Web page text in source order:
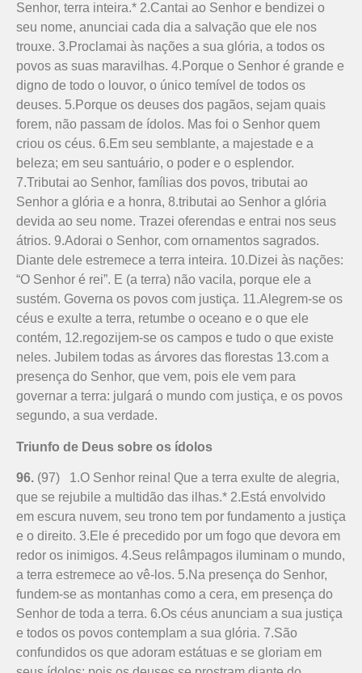
Senhor, terra inteira.* 2.Cantai ao Senhor e bendizei o
seu nome, anunciai cada dia a salvação que ele nos
trouxe. 3.Proclamai às nações a sua glória, a todos os
povos as suas maravilhas. 4.Porque o Senhor é grande e
digno de todo o louvor, o único temível de todos os
deuses. 5.Porque os deuses dos pagãos, sejam quais
forem, não passam de ídolos. Mas foi o Senhor quem
criou os céus. 6.Em seu semblante, a majestade e a
beleza; em seu santuário, o poder e o esplendor.
7.Tributai ao Senhor, famílias dos povos, tributai ao
Senhor a glória e a honra, 8.tributai ao Senhor a glória
devida ao seu nome. Trazei oferendas e entrai nos seus
átrios. 9.Adorai o Senhor, com ornamentos sagrados.
Diante dele estremece a terra inteira. 10.Dizei às nações:
“O Senhor é rei”. E (a terra) não vacila, porque ele a
sustém. Governa os povos com justiça. 11.Alegrem-se os
céus e exulte a terra, retumbe o oceano e o que ele
contém, 12.regozijem-se os campos e tudo o que existe
neles. Jubilem todas as árvores das florestas 13.com a
presença do Senhor, que vem, pois ele vem para
governar a terra: julgará o mundo com justiça, e os povos
segundo, a sua verdade.
Triunfo de Deus sobre os ídolos
96. (97) 1.O Senhor reina! Que a terra exulte de alegria,
que se rejubile a multidão das ilhas.* 2.Está envolvido
em escura nuvem, seu trono tem por fundamento a justiça
e o direito. 3.Ele é precedido por um fogo que devora em
redor os inimigos. 4.Seus relâmpagos iluminam o mundo,
a terra estremece ao vê-los. 5.Na presença do Senhor,
fundem-se as montanhas como a cera, em presença do
Senhor de toda a terra. 6.Os céus anunciam a sua justiça
e todos os povos contemplam a sua glória. 7.São
confundidos os que adoram estátuas e se gloriam em